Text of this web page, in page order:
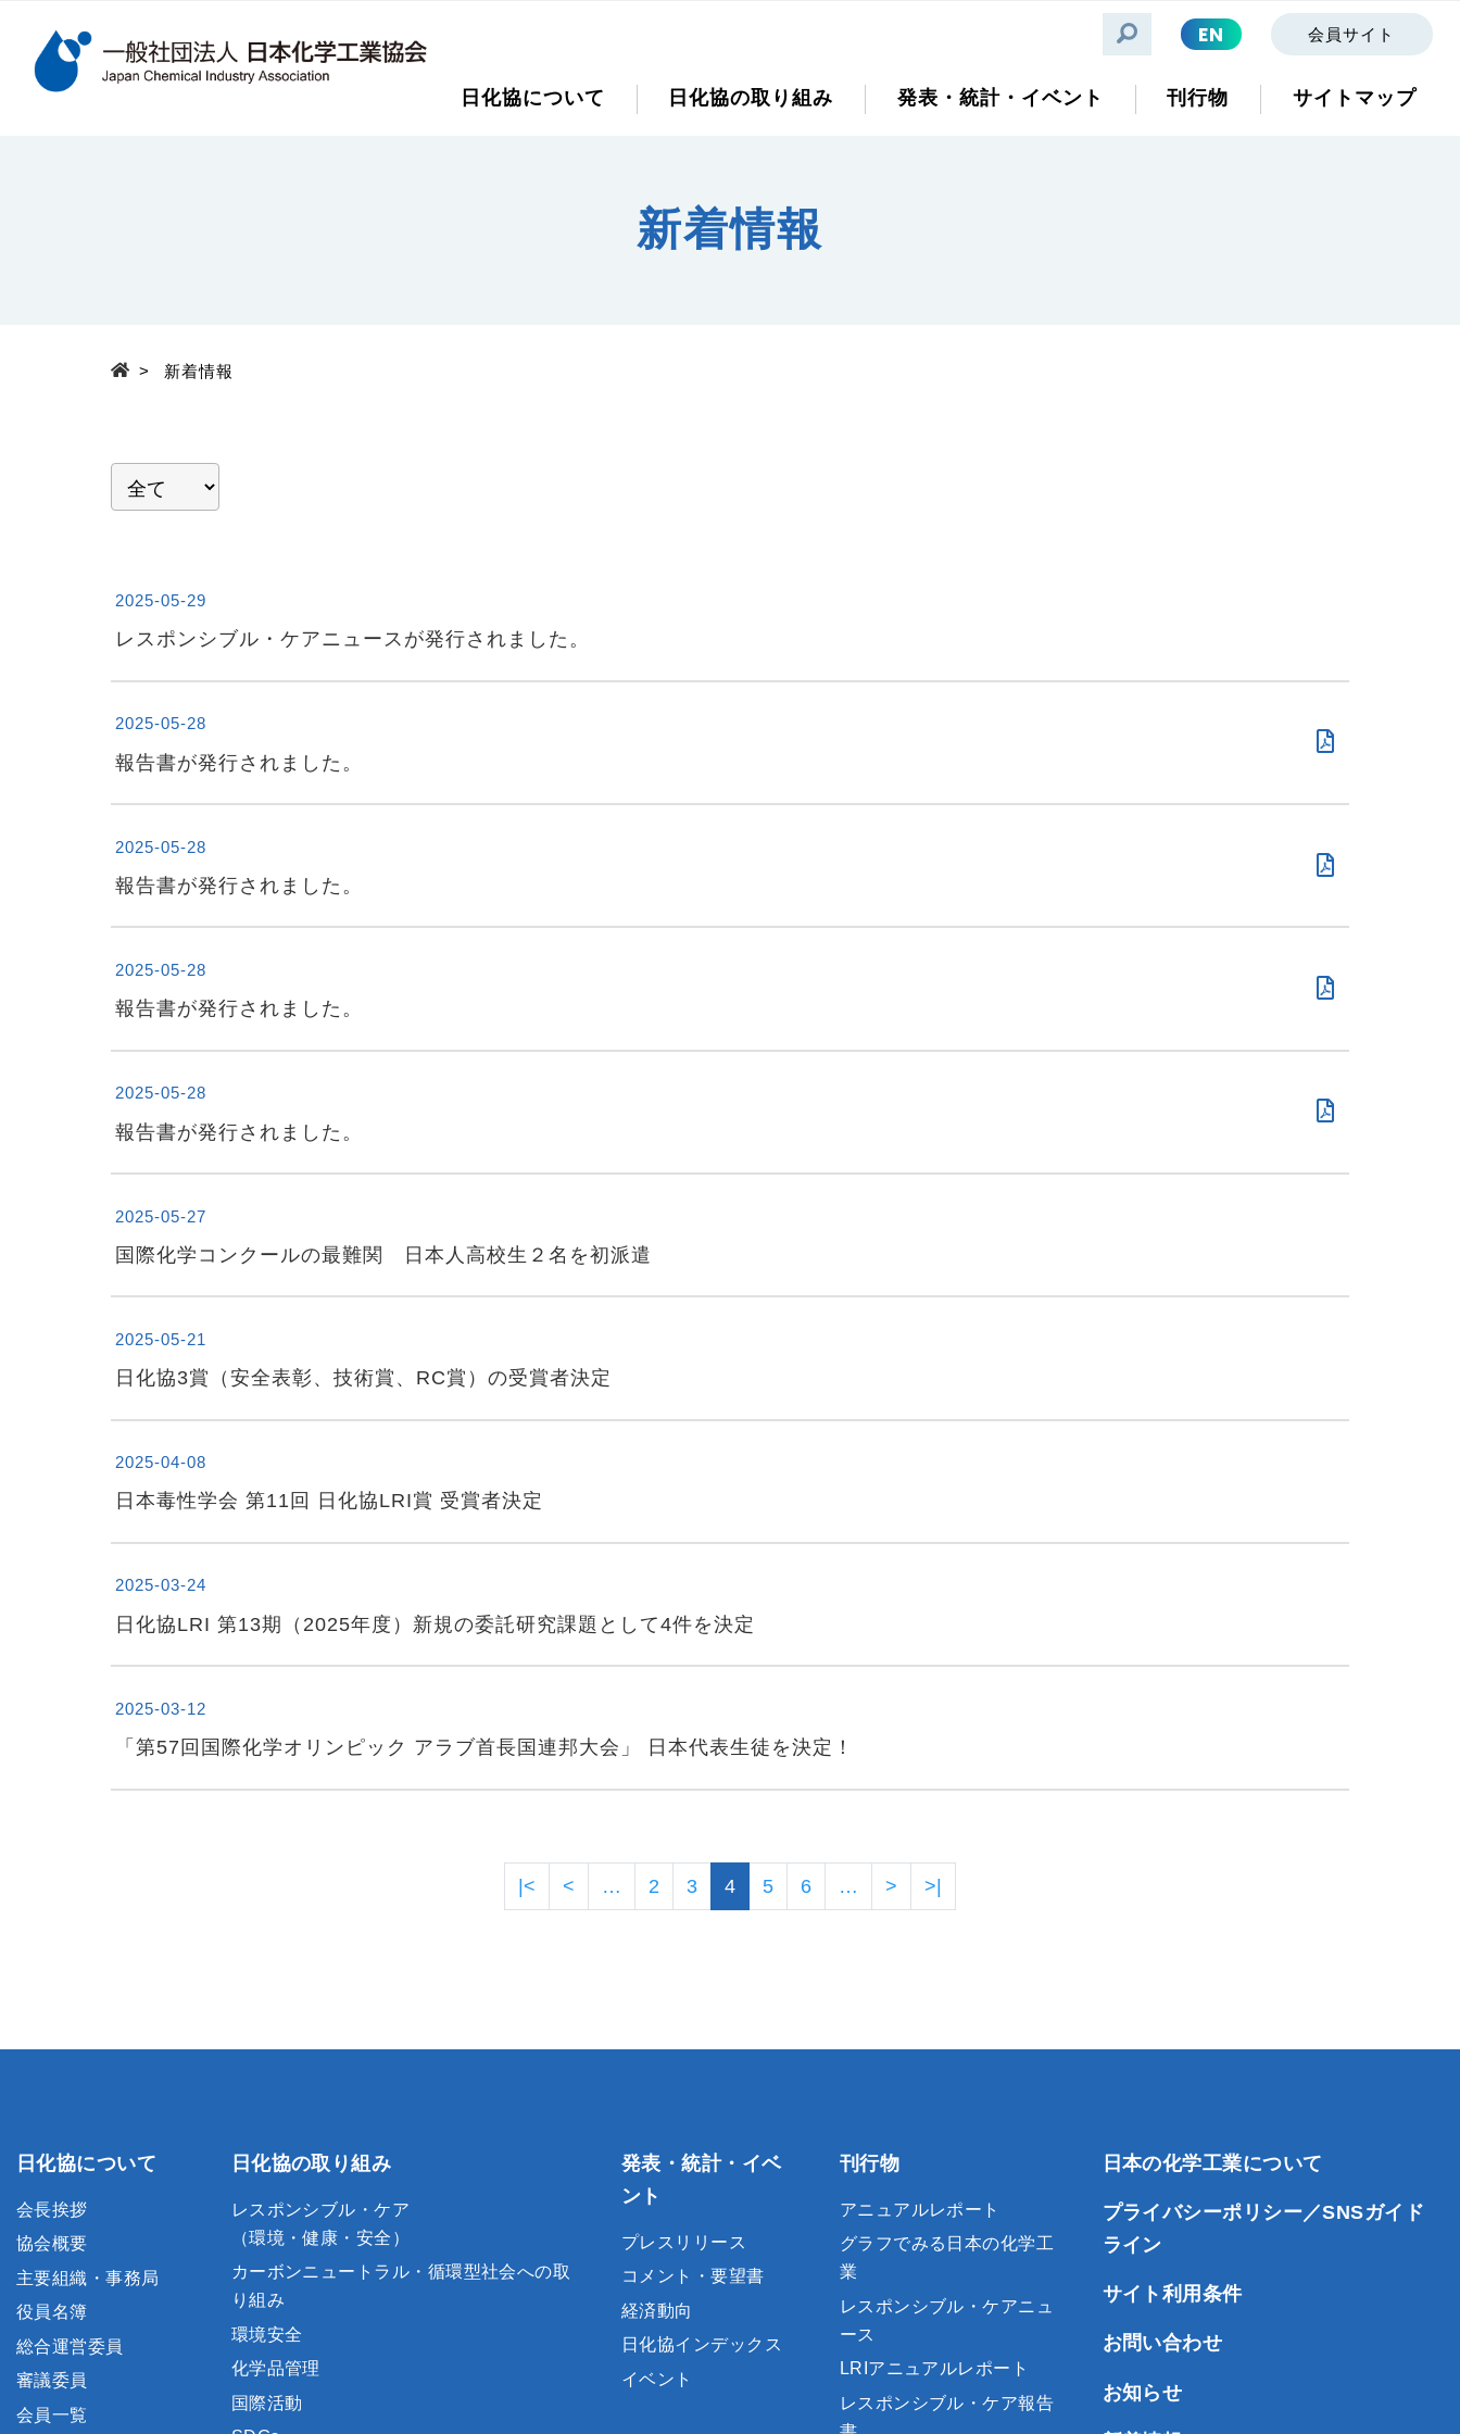
検索キーワード EN 会員サイト
日化協について 日化協の取り組み 発表・統計・イベント 刊行物 サイトマップ
新着情報
> 新着情報
2025-05-29
レスポンシブル・ケアニュースが発行されました。
2025-05-28
報告書が発行されました。
2025-05-28
報告書が発行されました。
2025-05-28
報告書が発行されました。
2025-05-28
報告書が発行されました。
2025-05-27
国際化学コンクールの最難関 日本人高校生２名を初派遣
2025-05-21
日化協3賞（安全表彰、技術賞、RC賞）の受賞者決定
2025-04-08
日本毒性学会 第11回 日化協LRI賞 受賞者決定
2025-03-24
日化協LRI 第13期（2025年度）新規の委託研究課題として4件を決定
2025-03-12
「第57回国際化学オリンピック アラブ首長国連邦大会」 日本代表生徒を決定！
ページ送り
|< 先頭ページ
< 前ページ
… 2 3 4 5 6 … > 次ページ
>|
日化協について
会長挨拶
協会概要
主要組織・事務局
役員名簿
総合運営委員
審議委員
会員一覧
日化協の取り組み
レスポンシブル・ケア
（環境・健康・安全）
カーボンニュートラル・循環型社会への取
り組み
環境安全
化学品管理
国際活動
発表・統計・イベ
ント
プレスリリース
コメント・要望書
経済動向
日化協インデックス
イベント
刊行物
アニュアルレポート
グラフでみる日本の化学工
業
レスポンシブル・ケアニュ
ース
LRIアニュアルレポート
レスポンシブル・ケア報告
日本の化学工業について
プライバシーポリシー／SNSガイド
ライン
サイト利用条件
お問い合わせ
お知らせ